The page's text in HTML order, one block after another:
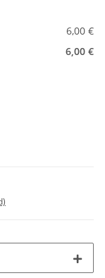
6,00 €
6,00 €